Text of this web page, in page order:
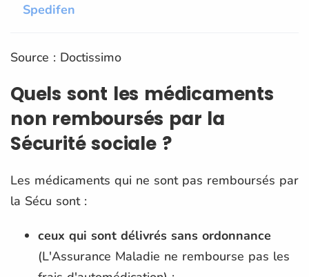
Spedifen
Source : Doctissimo
Quels sont les médicaments
non remboursés par la
Sécurité sociale ?
Les médicaments qui ne sont pas remboursés par
la Sécu sont :
ceux qui sont délivrés sans ordonnance
(L'Assurance Maladie ne rembourse pas les